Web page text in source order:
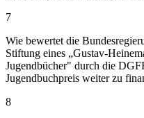
7
Wie bewertet die
Stiftung eines „Gustav-
Jugendbücher" durch die
Jugendbuchpreis weiter zu
8